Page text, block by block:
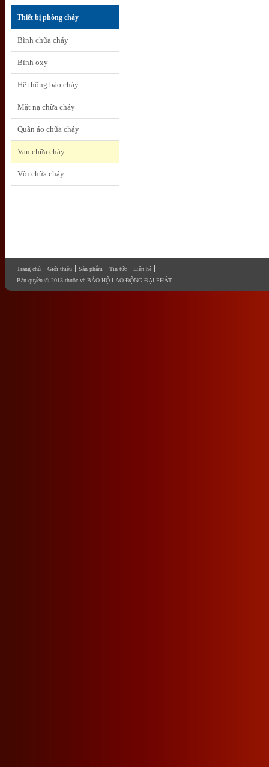
Thiết bị phòng cháy
Bình chữa cháy
Bình oxy
Hệ thống báo cháy
Mặt nạ chữa cháy
Quần áo chữa cháy
Van chữa cháy
Vòi chữa cháy
Trang chủ Giới thiệu Sản phẩm Tin tức
Liên hệ
Bản quyền © 2013 thuộc về BẢO HỘ LAO ĐỘNG ĐẠI PHÁT